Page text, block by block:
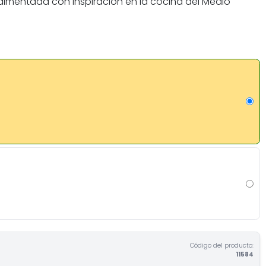
Código del producto:
11584